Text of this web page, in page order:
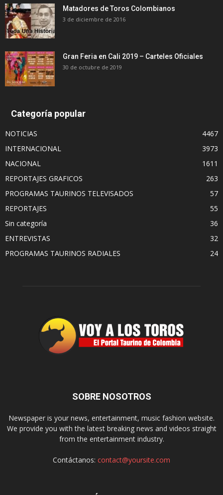
Matadores de Toros Colombianos
3 de diciembre de 2016
Gran Feria en Cali 2019 – Carteles Oficiales
30 de octubre de 2019
Categoría popular
NOTICIAS
4467
INTERNACIONAL
3973
NACIONAL
1611
REPORTAJES GRAFICOS
263
PROGRAMAS TAURINOS TELEVISADOS
57
REPORTAJES
55
Sin categoría
36
ENTREVISTAS
32
PROGRAMAS TAURINOS RADIALES
24
SOBRE NOSOTROS
Newspaper is your news, entertainment, music fashion website.
We provide you with the latest breaking news and videos straight
from the entertainment industry.
Contáctanos: contact@yoursite.com